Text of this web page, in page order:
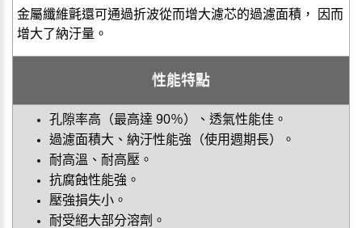
金屬纖維氈還可通過折波從而增大濾芯的過濾面積， 因而
增大了納汙量。
性能特點
孔隙率高（最高達 90％）、透氣性能佳。
過濾面積大、納汙性能強（使用週期長）。
耐高溫、耐高壓。
抗腐蝕性能強。
壓強損失小。
耐受絕大部分溶劑。